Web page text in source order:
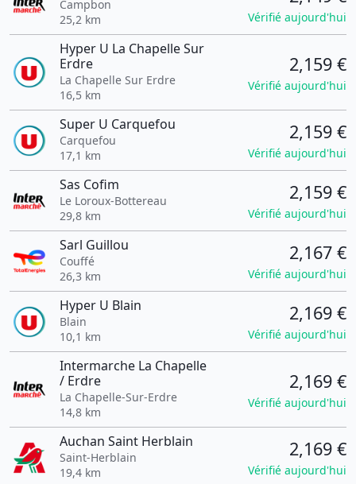
Campbon
25,2 km
Vérifié aujourd'hui
Hyper U La Chapelle Sur
Erdre
La Chapelle Sur Erdre
16,5 km
2,159 €
Vérifié aujourd'hui
Super U Carquefou
Carquefou
17,1 km
2,159 €
Vérifié aujourd'hui
Sas Cofim
Le Loroux-Bottereau
29,8 km
2,159 €
Vérifié aujourd'hui
Sarl Guillou
Couffé
26,3 km
2,167 €
Vérifié aujourd'hui
Hyper U Blain
Blain
10,1 km
2,169 €
Vérifié aujourd'hui
Intermarche La Chapelle
/ Erdre
La Chapelle-Sur-Erdre
14,8 km
2,169 €
Vérifié aujourd'hui
Auchan Saint Herblain
Saint-Herblain
19,4 km
2,169 €
Vérifié aujourd'hui